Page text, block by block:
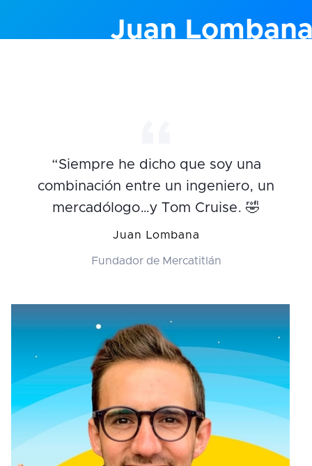
Juan
“Siempre he dicho que soy una
combinación entre un ingeniero, un
mercadólogo…y Tom Cruise. 🤣
Juan Lombana
Fundador de Mercatitlán